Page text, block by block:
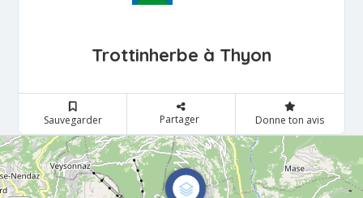
Trottinherbe à Thyon
Sauvegarder Partager Donne ton avis